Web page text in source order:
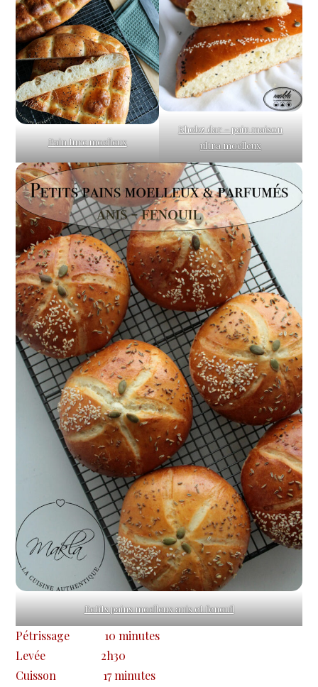
Pain turc moelleux
Khobz dar – pain maison
ultra moelleux
Petits pains moelleux anis et fenouil
Pétrissage
10 minutes
Levée
2h30
Cuisson
17 minutes